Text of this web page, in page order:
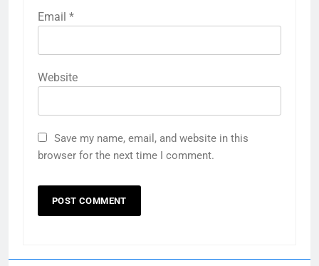
Email *
Website
Save my name, email, and website in this
browser for the next time I comment.